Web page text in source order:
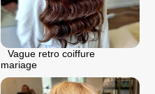
Vague retro coiffure
mariage